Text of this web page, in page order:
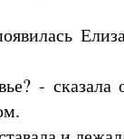
- сказала